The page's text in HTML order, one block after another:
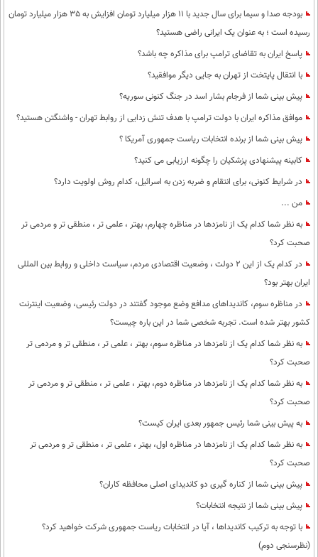
بودجه صدا و سیما برای سال جدید با 11 هزار میلیارد تومان افزایش به 35 هزار میلیارد تومان
رسیده است ؛ به عنوان یک ایرانی راضی هستید؟
پاسخ ایران به تقاضای ترامپ برای مذاکره چه باشد؟
با انتقال پایتخت از تهران به جایی دیگر موافقید؟
پیش بینی شما از فرجام بشار اسد در جنگ کنونی سوریه؟
موافق مذاکره ایران با دولت ترامپ با هدف تنش زدایی از روابط تهران - واشنگتن هستید؟
پیش بینی شما از برنده انتخابات ریاست جمهوری آمریکا ؟
کابینه پیشنهادی پزشکیان را چگونه ارزیابی می کنید؟
در شرایط کنونی، برای انتقام و ضربه زدن به اسرائیل، کدام روش اولویت دارد؟
من ...
به نظر شما کدام یک از نامزدها در مناظره چهارم، بهتر ، علمی تر ، منطقی تر و مردمی تر
صحبت کرد؟
در کدام یک از این 2 دولت ، وضعیت اقتصادی مردم، سیاست داخلی و روابط بین المللی
ایران بهتر بود؟
در مناظره سوم، کاندیداهای مدافع وضع موجود گفتند در دولت رئیسی، وضعیت اینترنت
کشور بهتر شده است. تجربه شخصی شما در این باره چیست؟
به نظر شما کدام یک از نامزدها در مناظره سوم، بهتر ، علمی تر ، منطقی تر و مردمی تر
صحبت کرد؟
به نظر شما کدام یک از نامزدها در مناظره دوم، بهتر ، علمی تر ، منطقی تر و مردمی تر
صحبت کرد؟
به پیش بینی شما رئیس جمهور بعدی ایران کیست؟
به نظر شما کدام یک از نامزدها در مناظره اول، بهتر ، علمی تر ، منطقی تر و مردمی تر
صحبت کرد؟
پیش بینی شما از کناره گیری دو کاندیدای اصلی محافظه کاران؟
پیش بینی شما از نتیجه انتخابات؟
با توجه به ترکیب کاندیداها ، آیا در انتخابات ریاست جمهوری شرکت خواهید کرد؟
(نظرسنجی دوم)